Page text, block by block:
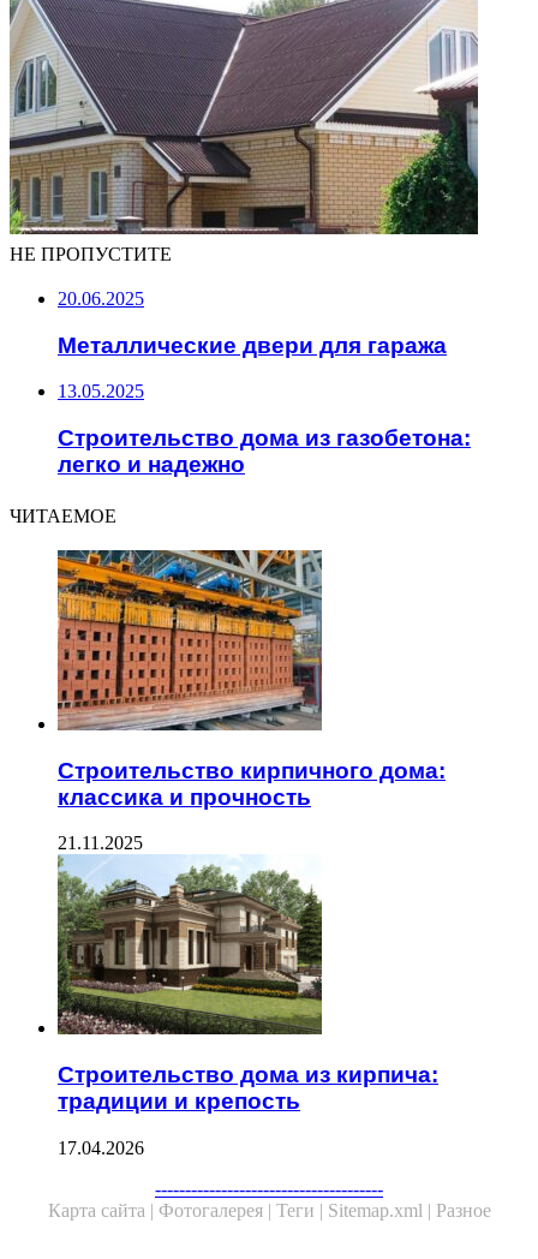
НЕ ПРОПУСТИТЕ
20.06.2025
Металлические двери для гаража
13.05.2025
Строительство дома из газобетона:
легко и надежно
ЧИТАЕМОЕ
Строительство кирпичного дома:
классика и прочность
21.11.2025
Строительство дома из кирпича:
традиции и крепость
17.04.2026
--------------------------------------
Карта сайта | Фотогалерея | Теги | Sitemap.xml | Разное